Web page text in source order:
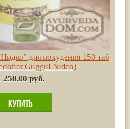
для похудения 150 таб
Guggul Nidco)
250.00 руб.